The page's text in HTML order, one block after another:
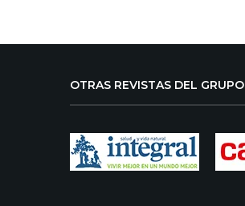
OTRAS REVISTAS DEL GRUPO